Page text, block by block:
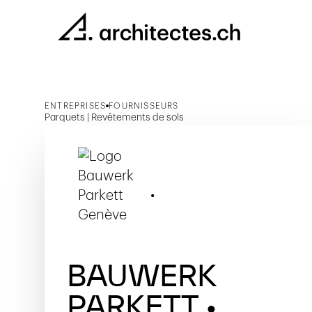
ENTREPRISES FOURNISSEURS
Parquets | Revêtements de sols
BAUWERK